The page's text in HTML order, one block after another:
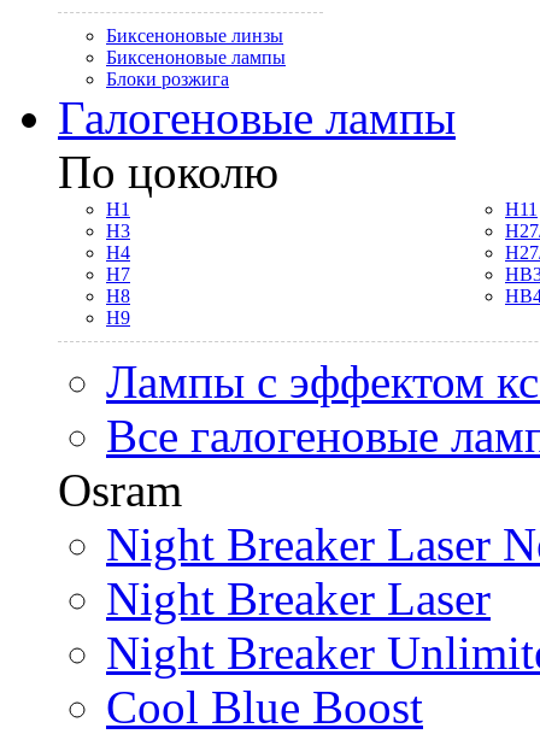
Биксеноновые линзы
Биксеноновые лампы
Блоки розжига
Галогеновые лампы
По цоколю
H1
H3
H4
H7
H8
H9
H11
Лампы с эффектом
Все галогеновые
Osram
Night Breaker Laser
Night Breaker Laser
Night Breaker
Cool Blue Boost